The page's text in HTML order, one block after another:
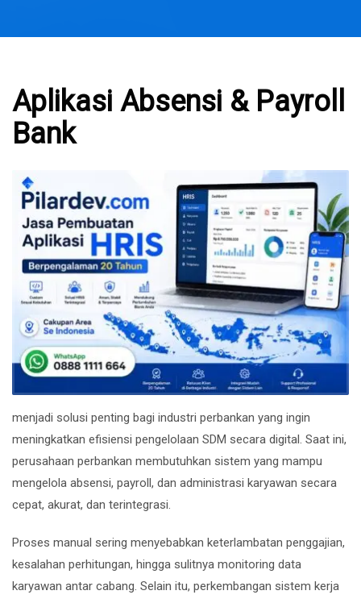
Aplikasi Absensi & Payroll
Bank
menjadi solusi penting bagi industri perbankan yang ingin
meningkatkan efisiensi pengelolaan SDM secara digital. Saat ini,
perusahaan perbankan membutuhkan sistem yang mampu
mengelola absensi, payroll, dan administrasi karyawan secara
cepat, akurat, dan terintegrasi.
Proses manual sering menyebabkan keterlambatan penggajian,
kesalahan perhitungan, hingga sulitnya monitoring data
karyawan antar cabang. Selain itu, perkembangan sistem kerja